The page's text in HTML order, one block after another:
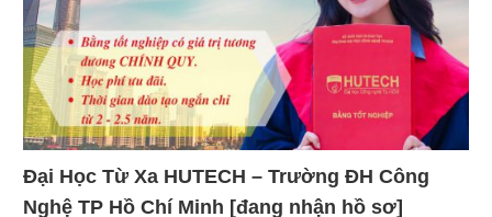
Đại Học Từ Xa HUTECH – Trường ĐH Công
Nghệ TP Hồ Chí Minh [đang nhận hồ sơ]